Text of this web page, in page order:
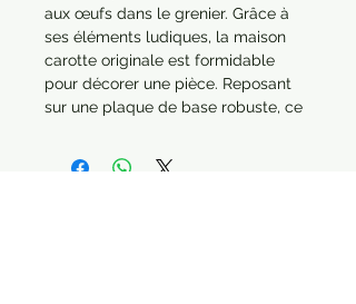
aux œufs dans le grenier. Grâce à
ses éléments ludiques, la maison
carotte originale est formidable
pour décorer une pièce. Reposant
sur une plaque de base robuste, ce
La jolie maison carotte du lapin de